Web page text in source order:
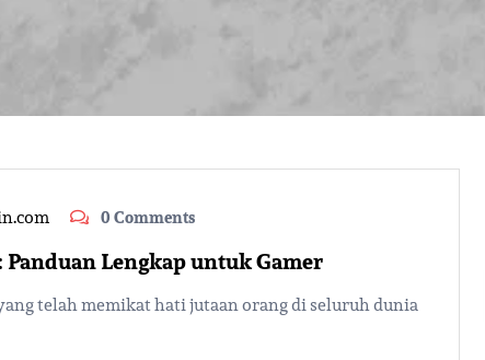
0 Comments
Lengkap untuk Gamer
telah memikat hati jutaan orang di seluruh dunia